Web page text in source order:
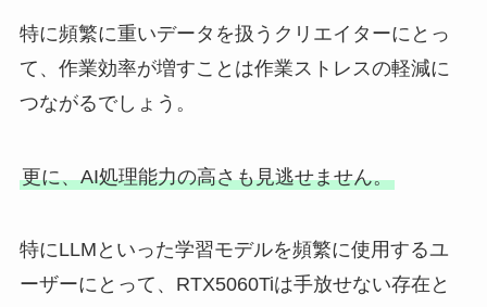
特に頻繁に重いデータを扱うクリエイターにとっ
て、作業効率が増すことは作業ストレスの軽減に
つながるでしょう。
更に、AI処理能力の高さも見逃せません。
特にLLMといった学習モデルを頻繁に使用するユ
ーザーにとって、RTX5060Tiは手放せない存在と